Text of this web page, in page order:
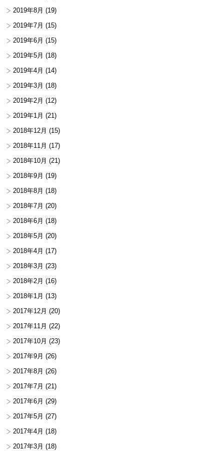
2019年8月 (19)
2019年7月 (15)
2019年6月 (15)
2019年5月 (18)
2019年4月 (14)
2019年3月 (18)
2019年2月 (12)
2019年1月 (21)
2018年12月 (15)
2018年11月 (17)
2018年10月 (21)
2018年9月 (19)
2018年8月 (18)
2018年7月 (20)
2018年6月 (18)
2018年5月 (20)
2018年4月 (17)
2018年3月 (23)
2018年2月 (16)
2018年1月 (13)
2017年12月 (20)
2017年11月 (22)
2017年10月 (23)
2017年9月 (26)
2017年8月 (26)
2017年7月 (21)
2017年6月 (29)
2017年5月 (27)
2017年4月 (18)
2017年3月 (18)